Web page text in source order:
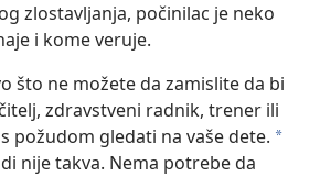
zlostavljanja, počinilac je neko
i kome veruje.
što ne možete da zamislite da bi
zdravstveni radnik, trener ili
požudom gledati na vaše dete. a
nije takva. Nema potrebe da